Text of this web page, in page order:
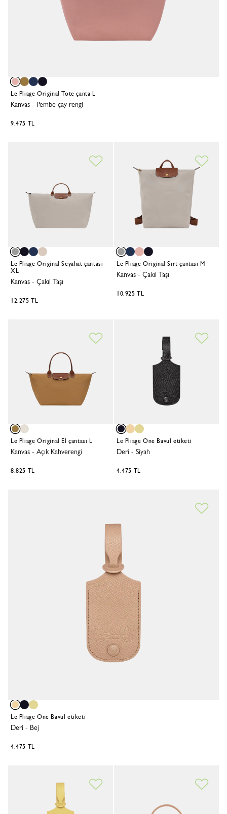
Le Pliage Original Tote çanta L
Kanvas - Pembe çay rengi
9.475 TL
Le Pliage Original Seyahat çantası
XL
Kanvas - Çakıl Taşı
12.275 TL
Le Pliage Original Sırt çantası M
Kanvas - Çakıl Taşı
10.925 TL
Le Pliage Original El çantası L
Kanvas - Açık Kahverengi
8.825 TL
Le Pliage One Bavul etiketi
Deri - Siyah
4.475 TL
Le Pliage One Bavul etiketi
Deri - Bej
4.475 TL